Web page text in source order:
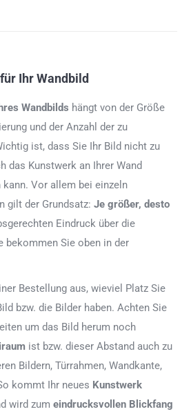
Ihr Wandbild
Wandbilds hängt von der Größe
und der Anzahl der zu
ist, dass Sie Ihr Bild nicht zu
das Kunstwerk an Ihrer Wand
Vor allem bei einzeln
gilt der Grundsatz: Je größer, desto
Eindruck über die
bekommen Sie oben in der
Bestellung aus, wieviel Platz Sie
bzw. die Bilder haben. Achten Sie
um das Bild herum noch
ist bzw. dieser Abstand auch zu
Bildern, Türrahmen, Wandkante,
kommt Ihr neues Kunstwerk
wird zum eindrucksvollen Blickfang